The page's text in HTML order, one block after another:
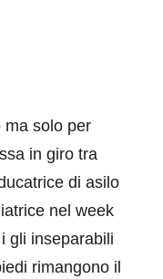
ma solo per
in giro tra
di asilo
nel week
gli inseparabili
rimangono il